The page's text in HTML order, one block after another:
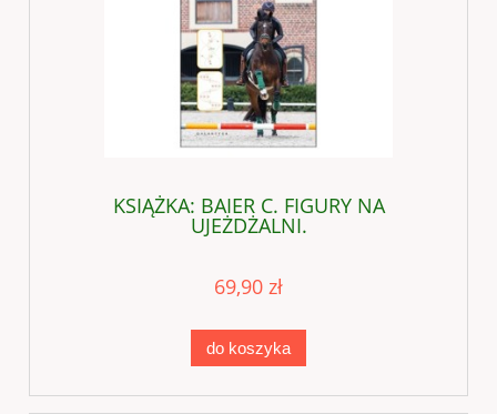
KSIĄŻKA: BAIER C. FIGURY NA
UJEŻDŻALNI.
69,90 zł
do koszyka